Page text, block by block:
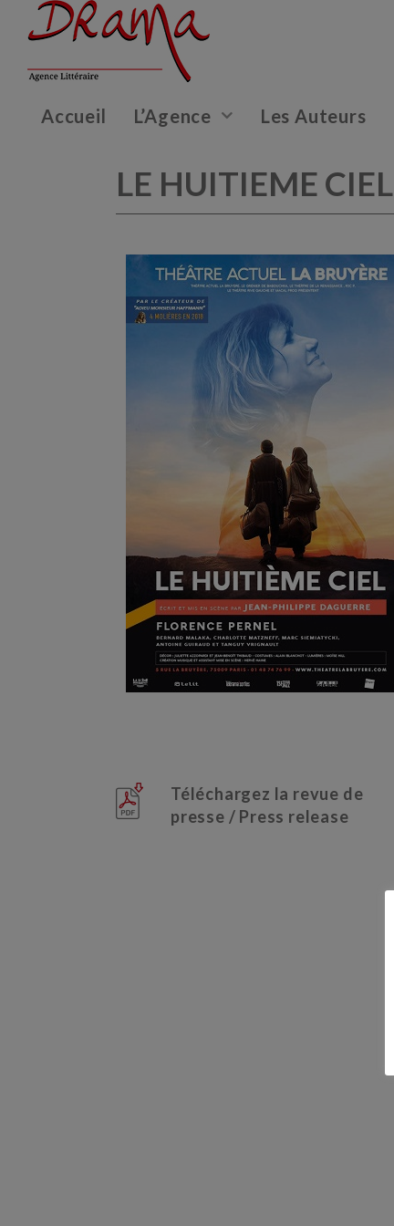
Accueil L’Agence Les Auteurs
LE HUITIEME CIEL
Téléchargez la revue de
presse / Press release